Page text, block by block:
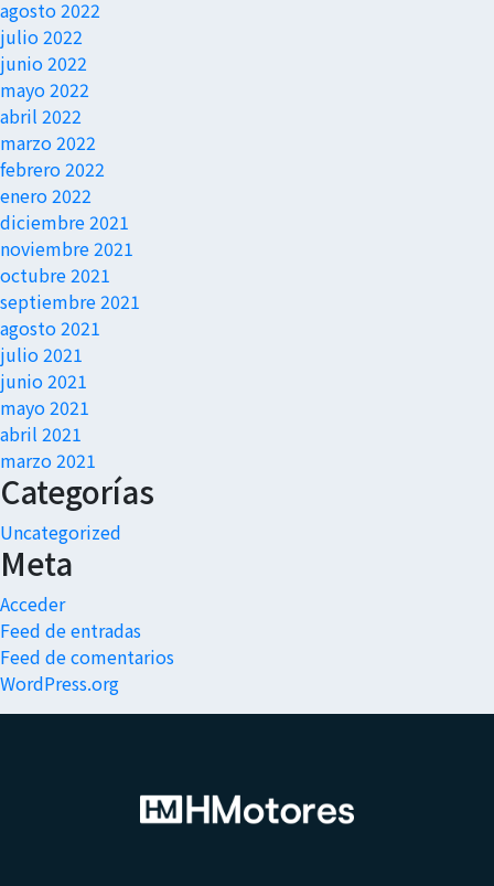
agosto 2022
julio 2022
junio 2022
mayo 2022
abril 2022
marzo 2022
febrero 2022
enero 2022
diciembre 2021
noviembre 2021
octubre 2021
septiembre 2021
agosto 2021
julio 2021
junio 2021
mayo 2021
abril 2021
marzo 2021
Categorías
Uncategorized
Meta
Acceder
Feed de entradas
Feed de comentarios
WordPress.org